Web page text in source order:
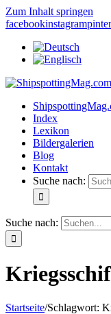
Zum Inhalt springen
facebookinstagram
Index
Lexikon
Bildergalerien
Blog
Kontakt
Suche nach:
Suche nach:
Startseite/Schlagwort: